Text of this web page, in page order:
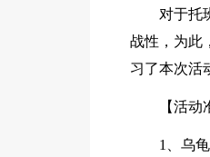
对于托
战性，为此
习了本次活
【活动
1、乌